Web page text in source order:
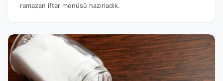
ramazan iftar menüsü hazırladık.